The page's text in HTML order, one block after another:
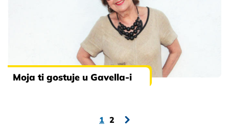
Moja ti gostuje u Gavella-i
1 2